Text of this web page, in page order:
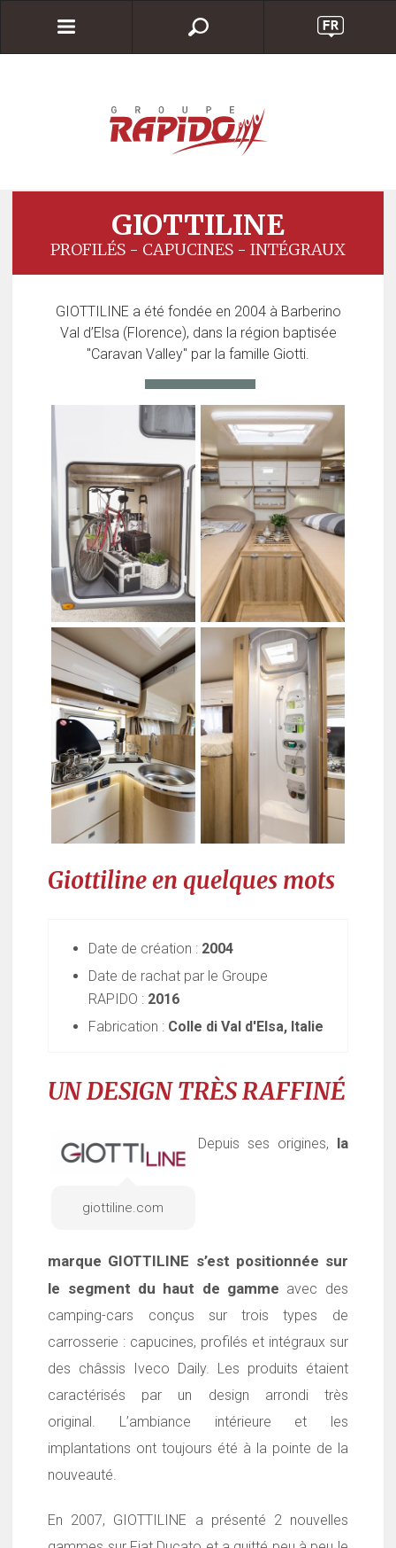
GIOTTILINE
PROFILÉS - CAPUCINES - INTÉGRAUX
GIOTTILINE a été fondée en 2004 à Barberino
Val d’Elsa (Florence), dans la région baptisée
"Caravan Valley" par la famille Giotti.
Giottiline en quelques mots
Date de création : 2004
Date de rachat par le Groupe
RAPIDO : 2016
Fabrication : Colle di Val d'Elsa, Italie
UN DESIGN TRÈS RAFFINÉ
giottiline.com
Depuis ses origines, la
marque GIOTTILINE s’est positionnée sur
le segment du haut de gamme avec des
camping-cars conçus sur trois types de
carrosserie : capucines, profilés et intégraux sur
des châssis Iveco Daily. Les produits étaient
caractérisés par un design arrondi très
original. L’ambiance intérieure et les
implantations ont toujours été à la pointe de la
nouveauté.
En 2007, GIOTTILINE a présenté 2 nouvelles